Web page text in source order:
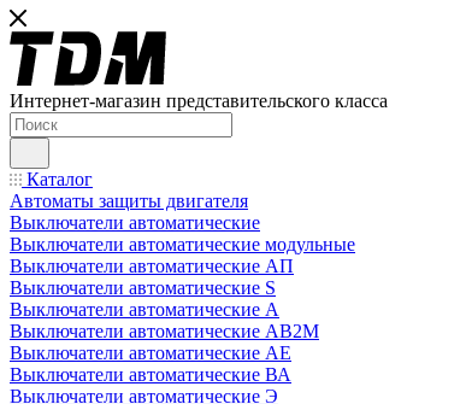
Интернет-магазин представительского класса
Каталог
Автоматы защиты двигателя
Выключатели автоматические
Выключатели автоматические модульные
Выключатели автоматические АП
Выключатели автоматические S
Выключатели автоматические А
Выключатели автоматические АВ2М
Выключатели автоматические АЕ
Выключатели автоматические ВА
Выключатели автоматические Э